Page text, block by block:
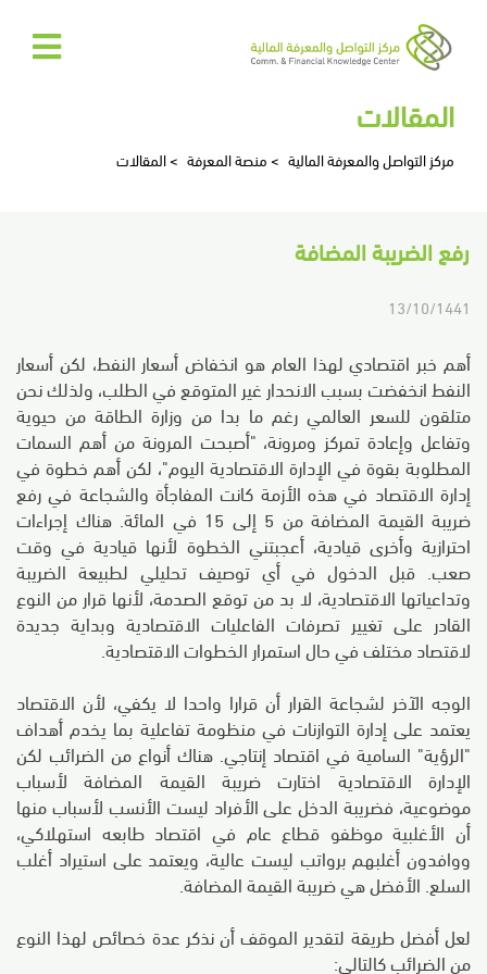
تواصل
معنا
EN
المقالات
مركز التواصل والمعرفة المالية > منصة المعرفة >المقالات
رفع الضريبة المضافة
13/10/1441
أهم خبر اقتصادي لهذا العام هو انخفاض أسعار النفط، لكن أسعار
النفط انخفضت بسبب الانحدار غير المتوقع في الطلب، ولذلك نحن
متلقون للسعر العالمي رغم ما بدا من وزارة الطاقة من حيوية
وتفاعل وإعادة تمركز ومرونة، "أصبحت المرونة من أهم السمات
المطلوبة بقوة في الإدارة الاقتصادية اليوم"، لكن أهم خطوة في
إدارة الاقتصاد في هذه الأزمة كانت المفاجأة والشجاعة في رفع
ضريبة القيمة المضافة من 5 إلى 15 في المائة. هناك إجراءات
احترازية وأخرى قيادية، أعجبتني الخطوة لأنها قيادية في وقت
صعب. قبل الدخول في أي توصيف تحليلي لطبيعة الضريبة
وتداعياتها الاقتصادية، لا بد من توقع الصدمة، لأنها قرار من النوع
القادر على تغيير تصرفات الفاعليات الاقتصادية وبداية جديدة
لاقتصاد مختلف في حال استمرار الخطوات الاقتصادية.
الوجه الآخر لشجاعة القرار أن قرارا واحدا لا يكفي، لأن الاقتصاد
يعتمد على إدارة التوازنات في منظومة تفاعلية بما يخدم أهداف
"الرؤية" السامية في اقتصاد إنتاجي. هناك أنواع من الضرائب لكن
الإدارة الاقتصادية اختارت ضريبة القيمة المضافة لأسباب
موضوعية، فضريبة الدخل على الأفراد ليست الأنسب لأسباب منها
أن الأغلبية موظفو قطاع عام في اقتصاد طابعه استهلاكي،
ووافدون أغلبهم برواتب ليست عالية، ويعتمد على استيراد أغلب
السلع. الأفضل هي ضريبة القيمة المضافة.
لعل أفضل طريقة لتقدير الموقف أن نذكر عدة خصائص لهذا النوع
من الضرائب كالتالي: